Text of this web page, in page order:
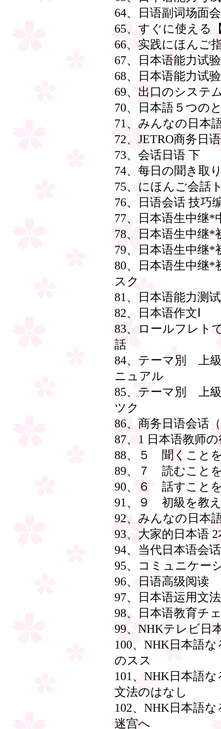
64、日语副词场面
65、すぐに使える
66、实践にほんご
67、日本语能力试
68、日本语能力试
69、出口のシステ
70、日本語５つ
71、みんなの日
72、JETRO商务日
73、会话日语 下
74、每日の聞き取
75、にほんご会話
76、日语会话 技巧
77、日本语生中继*
78、日本语生中继*
79、日本语生中继*
80、日本语生中继*
スク
81、日本语能力测
82、日本语作文Ⅰ
83、ロールフレト
話
84、テーマ別
ニュアル
85、テーマ別
ツク
86、商务日语会话
87、1 日本语教师
88、５ 聞くこと
89、７ 読むこ
90、６ 話すこと
91、９ 初級を教
92、みんなの日
93、大家的日本语 2
94、当代日本语会
95、コミュニケー
96、日语高级阅读
97、日本语运用文法
98、日本语教育チ
99、NHKテレビ
100、NHK日本語
のスス
101、NHK日本語
文法のはなし
102、NHK日本語
迷宫へ